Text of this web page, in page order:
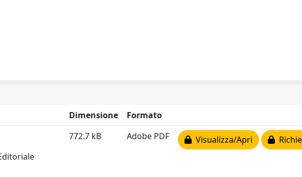
Dimensione
Formato
772.7 kB Adobe PDF Visualizza/Apri